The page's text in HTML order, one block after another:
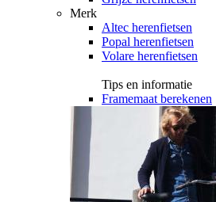
Merk
Altec herenfietsen
Popal herenfietsen
Volare herenfietsen
Tips en informatie
Framemaat berekenen